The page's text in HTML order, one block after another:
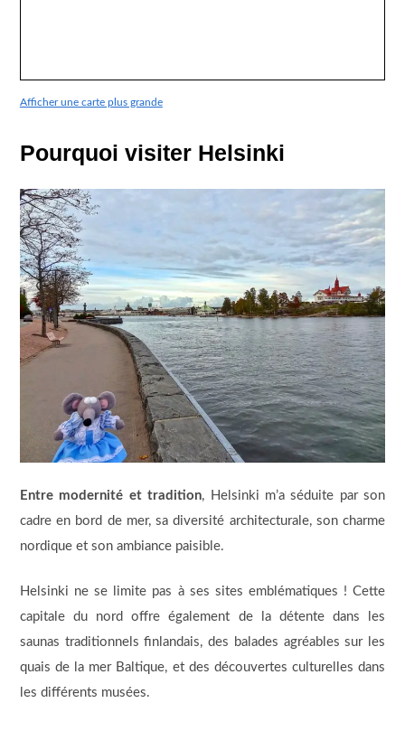
Afficher une carte plus grande
Pourquoi visiter Helsinki
Entre modernité et tradition, Helsinki m’a séduite par son
cadre en bord de mer, sa diversité architecturale, son charme
nordique et son ambiance paisible.
Helsinki ne se limite pas à ses sites emblématiques ! Cette
capitale du nord offre également de la détente dans les
saunas traditionnels finlandais, des balades agréables sur les
quais de la mer Baltique, et des découvertes culturelles dans
les différents musées.